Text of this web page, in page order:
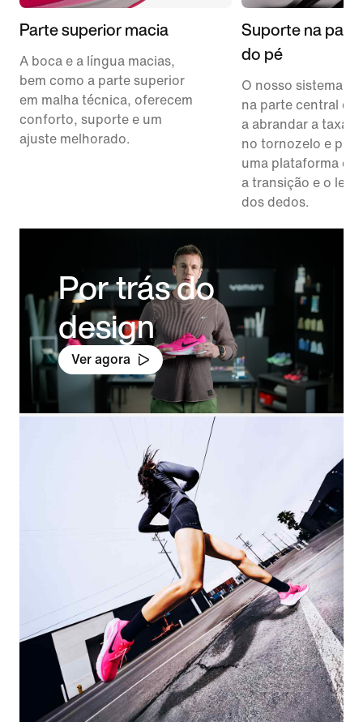
Parte superior macia
A boca e a língua macias,
bem como a parte superior
em malha técnica, oferecem
conforto, suporte e um
ajuste melhorado.
Suporte na
do pé
O nosso sistema
na parte central do
a abrandar a taxa
no tornozelo e
uma plataforma
a transição e o
dos dedos.
Por trás do
design
Ver agora